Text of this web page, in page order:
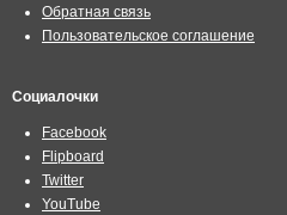
Обратная связь
Пользовательское соглашение
Социалочки
Facebook
Flipboard
Twitter
YouTube